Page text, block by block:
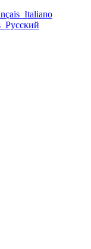
Italiano
Русский